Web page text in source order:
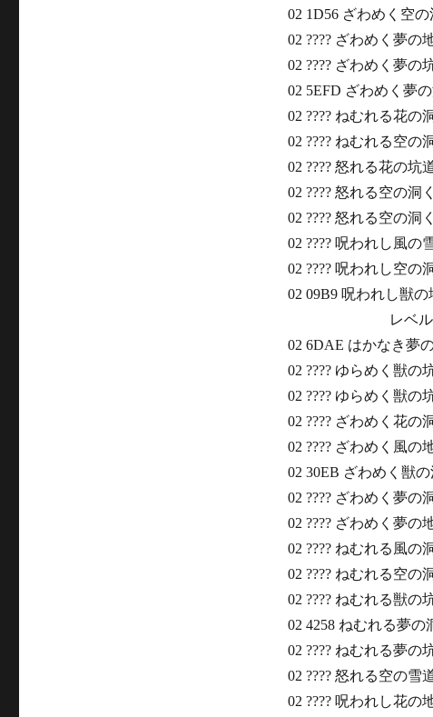
02 1D56 ざわめく空
02 ???? ざわめく夢の
02 ???? ざわめく夢の
02 5EFD ざわめく夢
02 ???? ねむれる花の
02 ???? ねむれる空の
02 ???? 怒れる花の坑
02 ???? 怒れる空の洞
02 ???? 怒れる空の洞
02 ???? 呪われし風の
02 ???? 呪われし空の
02 09B9 呪われし獣
レベル
02 6DAE はかなき夢
02 ???? ゆらめく獣の
02 ???? ゆらめく獣の
02 ???? ざわめく花の
02 ???? ざわめく風の
02 30EB ざわめく獣
02 ???? ざわめく夢の
02 ???? ざわめく夢の
02 ???? ねむれる風の
02 ???? ねむれる空の
02 ???? ねむれる獣の
02 4258 ねむれる夢の
02 ???? ねむれる夢の
02 ???? 怒れる空の雪
02 ???? 呪われし花の